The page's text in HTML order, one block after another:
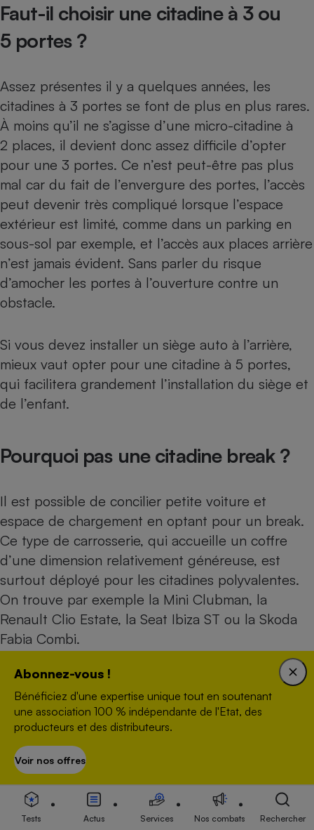
Faut-il choisir une citadine à 3 ou
5 portes ?
Assez présentes il y a quelques années, les
citadines à 3 portes se font de plus en plus rares.
À moins qu’il ne s’agisse d’une micro-citadine à
2 places, il devient donc assez difficile d’opter
pour une 3 portes. Ce n’est peut-être pas plus
mal car du fait de l’envergure des portes, l’accès
peut devenir très compliqué lorsque l’espace
extérieur est limité, comme dans un parking en
sous-sol par exemple, et l’accès aux places arrière
n’est jamais évident. Sans parler du risque
d’amocher les portes à l’ouverture contre un
obstacle.
Si vous devez installer un siège auto à l’arrière,
mieux vaut opter pour une citadine à 5 portes,
qui facilitera grandement l’installation du siège et
de l’enfant.
Pourquoi pas une citadine break ?
Il est possible de concilier petite voiture et
espace de chargement en optant pour un break.
Ce type de carrosserie, qui accueille un coffre
d’une dimension relativement généreuse, est
surtout déployé pour les citadines polyvalentes.
On trouve par exemple la Mini Clubman, la
Renault Clio Estate, la Seat Ibiza ST ou la Skoda
Fabia Combi.
Avant de choisir, il est judicieux de comparer la
hauteur du seuil de chargement. Elle correspond
à la hauteur de la barre de seuil jusqu’au niveau
car cela vous évitera de soulever le chargement
trop haut pour le ranger dans le coffre.
Abonnez-vous !
Bénéficiez d'une expertise unique tout en soutenant
une association 100 % indépendante de l'Etat, des
producteurs et des distributeurs.
Voir nos offres
Tests Actus Services Nos combats Rechercher